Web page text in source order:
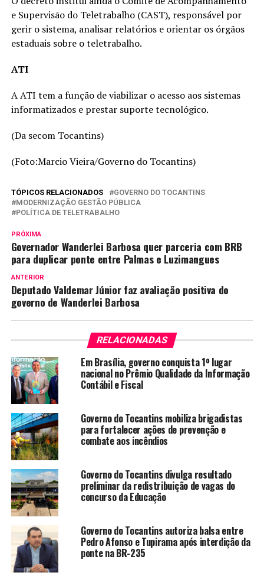
e Supervisão do Teletrabalho (CAST), responsável por
gerir o sistema, analisar relatórios e orientar os órgãos
estaduais sobre o teletrabalho.
ATI
A ATI tem a função de viabilizar o acesso aos sistemas
informatizados e prestar suporte tecnológico.
(Da secom Tocantins)
(Foto:Marcio Vieira/Governo do Tocantins)
TÓPICOS RELACIONADOS
GOVERNO DO TOCANTINS
MODERNIZAÇÃO GESTÃO PÚBLICA
POLÍTICA DE TELETRABALHO
PRÓXIMA
Governador Wanderlei Barbosa quer parceria com BRB
para duplicar ponte entre Palmas e Luzimangues
ANTERIOR
Deputado Valdemar Júnior faz avaliação positiva do
governo de Wanderlei Barbosa
RELACIONADAS
Em Brasília, governo conquista 1º lugar
nacional no Prêmio Qualidade da Informação
Contábil e Fiscal
Governo do Tocantins mobiliza brigadistas
para fortalecer ações de prevenção e
combate aos incêndios
Governo do Tocantins divulga resultado
preliminar da redistribuição de vagas do
concurso da Educação
Governo do Tocantins autoriza balsa entre
Pedro Afonso e Tupirama após interdição da
ponte na BR-235